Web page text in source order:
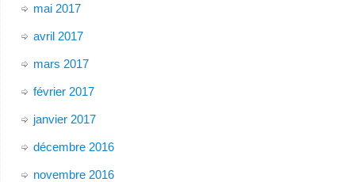
mai 2017
avril 2017
mars 2017
février 2017
janvier 2017
décembre 2016
novembre 2016